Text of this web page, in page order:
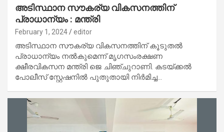
അടിസ്ഥാന സൗകര്യ വികസനത്തിന്
പ്രാധാന്യം : മന്ത്രി
February 1, 2024 editor
അടിസ്ഥാന സൗകര്യ വികസനത്തിന് കൂടുതല്‍
പ്രാധാന്യം നല്‍കുമെന്ന് മൃഗസംരക്ഷണ
ക്ഷീരവികസന മന്ത്രി ജെ ചിഞ്ചുറാണി. കടയ്ക്കല്‍
പോലീസ് സ്റ്റേഷനില്‍ പുതുതായി നിര്‍മിച്ച…